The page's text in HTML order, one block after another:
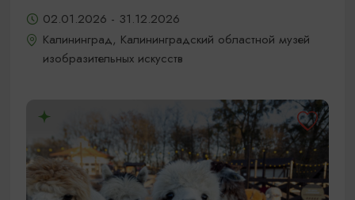
02.01.2026 - 31.12.2026
Калининград, Калининградский областной музей
изобразительных искусств